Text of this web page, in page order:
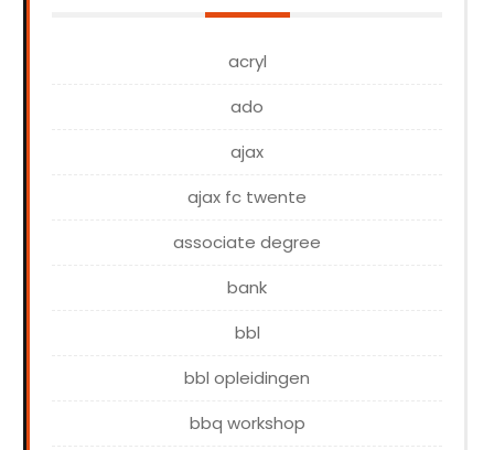
acryl
ado
ajax
ajax fc twente
associate degree
bank
bbl
bbl opleidingen
bbq workshop